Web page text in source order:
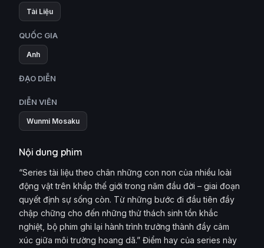
Tài Liệu
QUỐC GIA
Anh
ĐẠO DIỄN
DIỄN VIÊN
Wunmi Mosaku
Nội dung phim
“Series tài liệu theo chân những con non của nhiều loài
động vật trên khắp thế giới trong năm đầu đời – giai đoạn
quyết định sự sống còn. Từ những bước đi đầu tiên đầy
chập chững cho đến những thử thách sinh tồn khắc
nghiệt, bộ phim ghi lại hành trình trưởng thành đầy cảm
xúc giữa môi trường hoang dã.” Điểm hay của series này